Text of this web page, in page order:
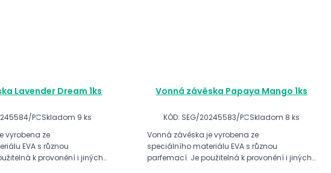
Lavender Dream 1ks
PCSkladom 9 ks
vyrobena ze
EVA s různou
k provonění i jiných
Vonná závěska Papaya Mango 1ks
KÓD: SEG/20245583/PCSkladom 8 ks
Vonná závěska je vyrobena ze
speciálního materiálu EVA s různou
parfemací. Je použitelná k provonění i jiných